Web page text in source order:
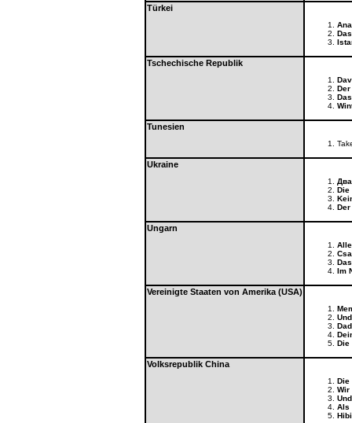
Türkei
Tschechische Republik
Der
Tunesien
Ukraine
Die
Ungarn
Im
Vereinigte Staaten von Amerika (USA)
Die
Volksrepublik China
Die
Wir
Als